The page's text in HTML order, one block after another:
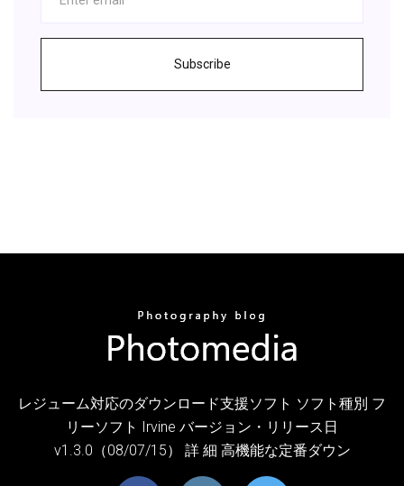
Subscribe
レジューム対応のダウンロード支援ソフト ソフト種別 フ
リーソフト Irvine バージョン・リリース日
v1.3.0（08/07/15） 詳 細 高機能な定番ダウン